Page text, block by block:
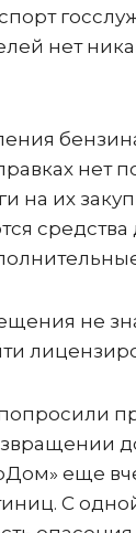
нет
нет
на их
не
еще
С